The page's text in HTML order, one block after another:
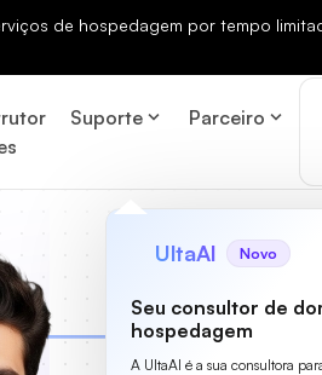
de hospedagem por tempo
Suporte Parceiro
UltaAI Novo
Seu consultor de
hospedagem
A UltaAI é a sua consultora